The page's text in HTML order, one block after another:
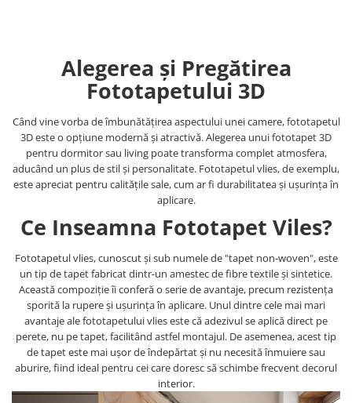
Alegerea și Pregătirea
Fototapetului 3D
Când vine vorba de îmbunătățirea aspectului unei camere, fototapetul
3D este o opțiune modernă și atractivă. Alegerea unui fototapet 3D
pentru dormitor sau living poate transforma complet atmosfera,
aducând un plus de stil și personalitate. Fototapetul vlies, de exemplu,
este apreciat pentru calitățile sale, cum ar fi durabilitatea și ușurința în
aplicare.
Ce Inseamna Fototapet Viles?
Fototapetul vlies, cunoscut și sub numele de "tapet non-woven", este
un tip de tapet fabricat dintr-un amestec de fibre textile și sintetice.
Această compoziție îi conferă o serie de avantaje, precum rezistența
sporită la rupere și ușurința în aplicare. Unul dintre cele mai mari
avantaje ale fototapetului vlies este că adezivul se aplică direct pe
perete, nu pe tapet, facilitând astfel montajul. De asemenea, acest tip
de tapet este mai ușor de îndepărtat și nu necesită înmuiere sau
aburire, fiind ideal pentru cei care doresc să schimbe frecvent decorul
interior.